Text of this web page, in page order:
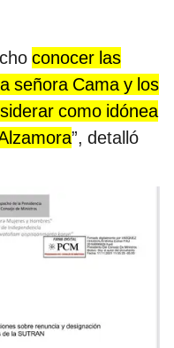
conocer las
señora Cama y los
como idónea
”, detalló